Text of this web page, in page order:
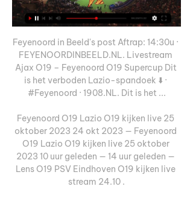
Feyenoord in Beeld's post Aftrap: 14:30u ·
FEYENOORDINBEELD.NL. Livestream
Ajax O19 – Feyenoord O19 Supercup Dit
is het verboden Lazio-spandoek ⬇️ ·
#Feyenoord · 1908.NL. Dit is het ...
Feyenoord O19 Lazio O19 kijken live 25
oktober 2023 24 okt 2023 — Feyenoord
O19 Lazio O19 kijken live 25 oktober
2023 10 uur geleden — 14 uur geleden —
Lens O19 PSV Eindhoven O19 kijken live
stream 24.10 .